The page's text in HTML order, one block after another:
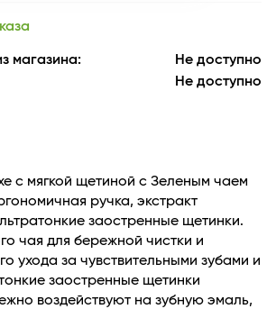
магазина:
Не доступно
Не доступно
с мягкой щетиной с Зеленым чаем
ручка, экстракт
заостренные щетинки.
чая для бережной чистки и
ухода за чувствительными зубами и
заостренные щетинки
воздействуют на зубную эмаль,